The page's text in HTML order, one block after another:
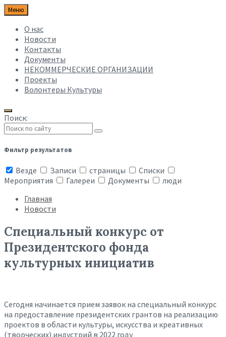
Меню
О нас
Новости
Контакты
Документы
НЕКОММЕРЧЕСКИЕ ОРГАНИЗАЦИИ
Проекты
Волонтеры Культуры
Поиск:
Фильтр результатов
Везде Записи страницы
Списки
Мероприятия
Галереи Документы
люди
Главная
Новости
Специальный конкурс от
Президентского фонда
культурных инициатив
Сегодня начинается прием заявок на специальный конкурс
на предоставление президентских грантов на реализацию
проектов в области культуры, искусства и креативных
(творческих) индустрий в 2022 году